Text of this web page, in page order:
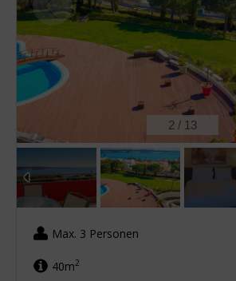
2 / 13
Max. 3 Personen
40m2